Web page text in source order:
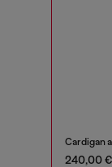
Cardigan
240,00 €